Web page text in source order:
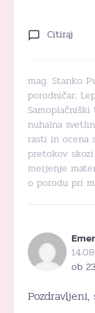
Citiraj
mag. Stanko
porodničar;
Samoplačniški
nuhalna
rasti in ocena
pretokov
merjenje
o porodu pri
ob